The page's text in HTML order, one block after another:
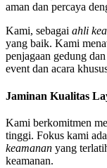
aman dan percaya
Kami, sebagai ahli
yang baik. Kami
penjagaan gedung
event dan acara
Jaminan Kualitas
Kami berkomitmen
tinggi. Fokus kami
keamanan yang
keamanan.